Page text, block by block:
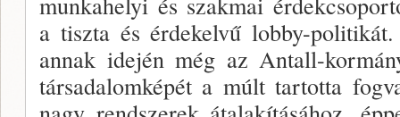
a tiszta és érdekelvű lobby-
annak idején még az Antall-
társadalomképét a múlt tartotta